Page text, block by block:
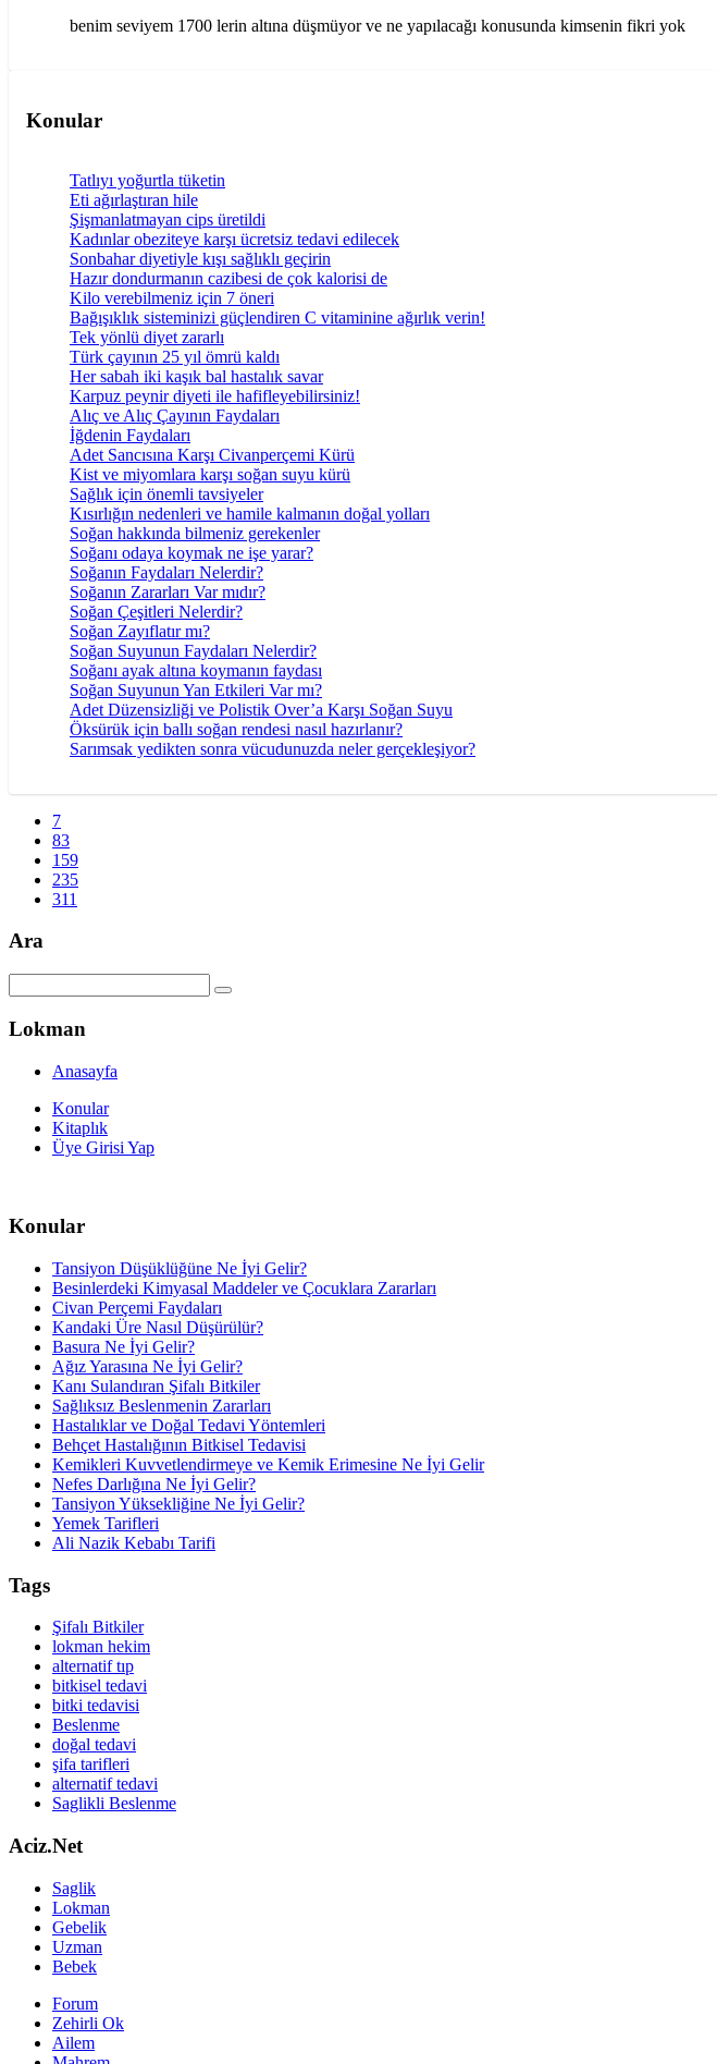
benim seviyem 1700 lerin altına düşmüyor ve ne yapılacağı konusunda kimsenin fikri yok
Konular
Tatlıyı yoğurtla tüketin
Eti ağırlaştıran hile
Şişmanlatmayan cips üretildi
Kadınlar obeziteye karşı ücretsiz tedavi edilecek
Sonbahar diyetiyle kışı sağlıklı geçirin
Hazır dondurmanın cazibesi de çok kalorisi de
Kilo verebilmeniz için 7 öneri
Bağışıklık sisteminizi güçlendiren C vitaminine ağırlık verin!
Tek yönlü diyet zararlı
Türk çayının 25 yıl ömrü kaldı
Her sabah iki kaşık bal hastalık savar
Karpuz peynir diyeti ile hafifleyebilirsiniz!
Alıç ve Alıç Çayının Faydaları
İğdenin Faydaları
Adet Sancısına Karşı Civanperçemi Kürü
Kist ve miyomlara karşı soğan suyu kürü
Sağlık için önemli tavsiyeler
Kısırlığın nedenleri ve hamile kalmanın doğal yolları
Soğan hakkında bilmeniz gerekenler
Soğanı odaya koymak ne işe yarar?
Soğanın Faydaları Nelerdir?
Soğanın Zararları Var mıdır?
Soğan Çeşitleri Nelerdir?
Soğan Zayıflatır mı?
Soğan Suyunun Faydaları Nelerdir?
Soğanı ayak altına koymanın faydası
Soğan Suyunun Yan Etkileri Var mı?
Adet Düzensizliği ve Polistik Over’a Karşı Soğan Suyu
Öksürük için ballı soğan rendesi nasıl hazırlanır?
Sarımsak yedikten sonra vücudunuzda neler gerçekleşiyor?
7
83
159
235
311
Ara
Lokman
Anasayfa
Konular
Kitaplık
Üye Girisi Yap
Konular
Tansiyon Düşüklüğüne Ne İyi Gelir?
Besinlerdeki Kimyasal Maddeler ve Çocuklara Zararları
Civan Perçemi Faydaları
Kandaki Üre Nasıl Düşürülür?
Basura Ne İyi Gelir?
Ağız Yarasına Ne İyi Gelir?
Kanı Sulandıran Şifalı Bitkiler
Sağlıksız Beslenmenin Zararları
Hastalıklar ve Doğal Tedavi Yöntemleri
Behçet Hastalığının Bitkisel Tedavisi
Kemikleri Kuvvetlendirmeye ve Kemik Erimesine Ne İyi Gelir
Nefes Darlığına Ne İyi Gelir?
Tansiyon Yüksekliğine Ne İyi Gelir?
Yemek Tarifleri
Ali Nazik Kebabı Tarifi
Tags
Şifalı Bitkiler
lokman hekim
alternatif tıp
bitkisel tedavi
bitki tedavisi
Beslenme
doğal tedavi
şifa tarifleri
alternatif tedavi
Saglikli Beslenme
Aciz.Net
Saglik
Lokman
Gebelik
Uzman
Bebek
Forum
Zehirli Ok
Ailem